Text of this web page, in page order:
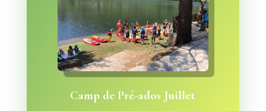
Camp de Pré-ados Juillet